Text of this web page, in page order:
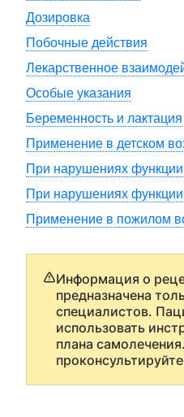
Дозировка
Побочные действия
Лекарственное
Особые указания
Беременность и лактация
Применение в детском
При нарушениях функции
При нарушениях функции
Применение в пожилом
Информация о
предназначена
специалистов.
использовать
плана